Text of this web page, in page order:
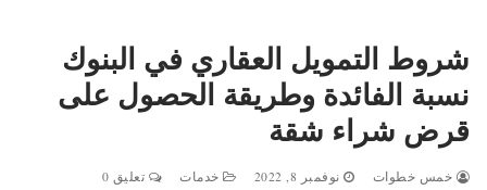
شروط التمويل العقاري في البنوك
نسبة الفائدة وطريقة الحصول على
قرض شراء شقة
خمس خطوات نوفمبر 8, 2022 خدمات تعليق 0